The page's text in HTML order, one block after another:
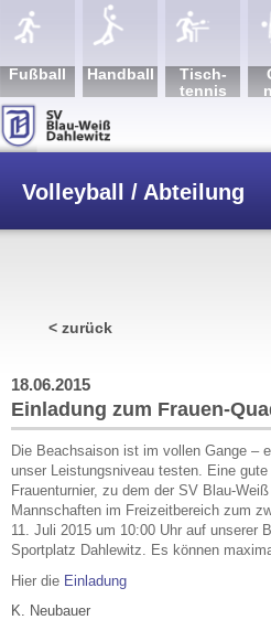
Fuß­ball Hand­ball
Tisch­
tennis
Volleyball / Abteilung
< zurück
18.06.2015
Einladung zum Frauen-
Die Beachsaison ist im vollen Gange –
unser Leistungsniveau testen. Eine
Frauenturnier, zu dem der SV Blau-
Mannschaften im Freizeitbereich zum
11. Juli 2015 um 10:00 Uhr auf unserer
Sportplatz Dahlewitz. Es können
Hier die Einladung
K. Neubauer